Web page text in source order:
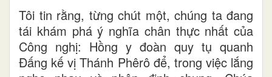
Tôi tin rằng, từng chút một, chúng ta đang
tái khám phá ý nghĩa chân thực nhất của
Công nghị: Hồng y đoàn quy tụ quanh
Đấng kế vị Thánh Phêrô để, trong việc lắng